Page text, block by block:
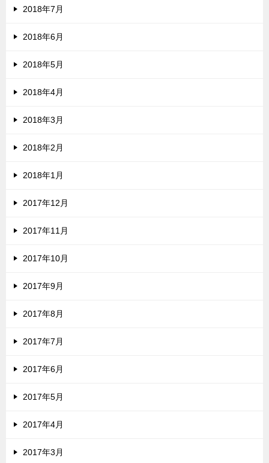
2018年7月
2018年6月
2018年5月
2018年4月
2018年3月
2018年2月
2018年1月
2017年12月
2017年11月
2017年10月
2017年9月
2017年8月
2017年7月
2017年6月
2017年5月
2017年4月
2017年3月